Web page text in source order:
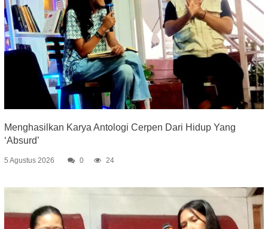
Menghasilkan Karya Antologi Cerpen Dari Hidup Yang
‘Absurd’
5 Agustus 2026 0 24